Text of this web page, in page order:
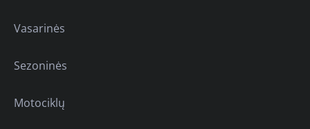
Vasarinės
Sezoninės
Motociklų